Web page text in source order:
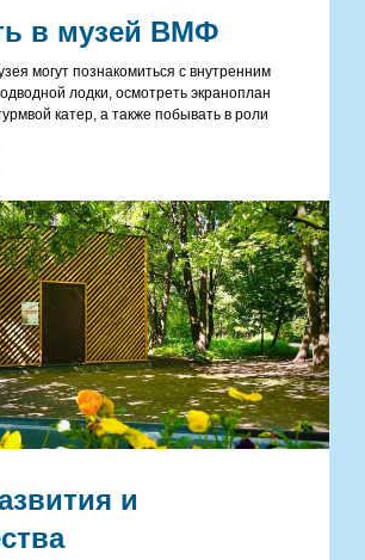
в музей ВМФ
могут познакомиться с внутренним
лодки, осмотреть экраноплан
катер, а также побывать в роли
и